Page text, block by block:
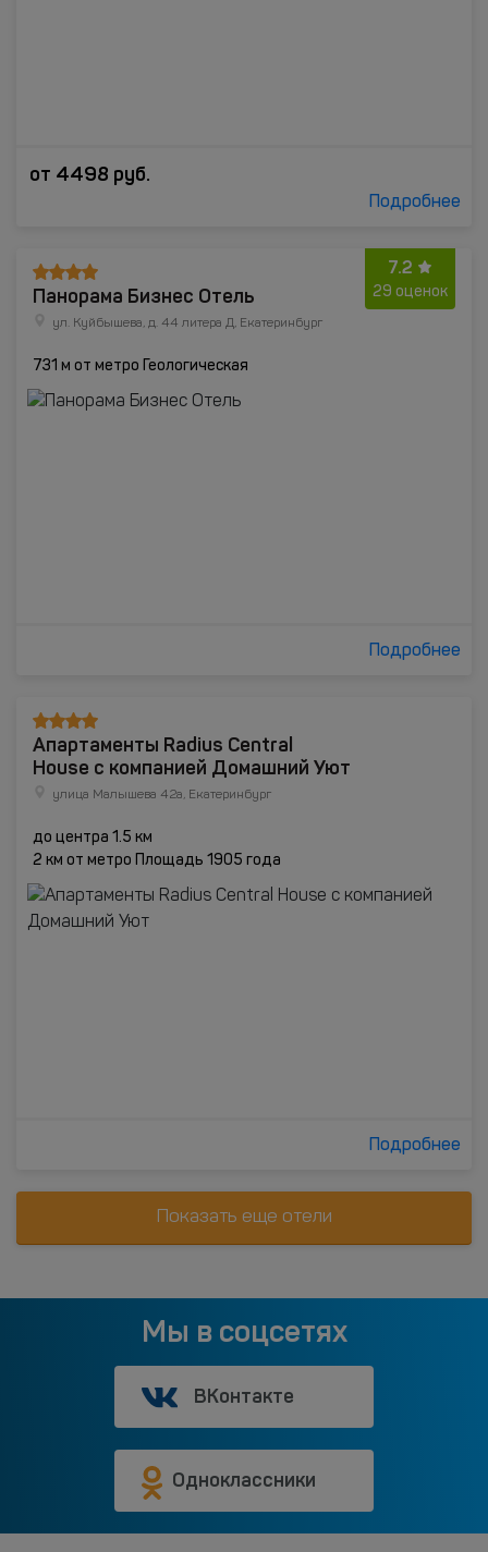
от 4498 руб.
Подробнее
7.2
29 оценок
Панорама Бизнес Отель
ул. Куйбышева, д. 44 литера Д, Екатеринбург
731 м от метро Геологическая
Подробнее
Апартаменты Radius Central
House c компанией Домашний Уют
улица Малышева 42а, Екатеринбург
до центра 1.5 км
2 км от метро Площадь 1905 года
Подробнее
Показать еще отели
Мы в соцсетях
ВКонтакте
Одноклассники